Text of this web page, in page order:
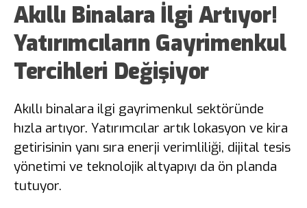
Akıllı Binalara İlgi Artıyor!
Yatırımcıların Gayrimenkul
Tercihleri Değişiyor
Akıllı binalara ilgi gayrimenkul sektöründe
hızla artıyor. Yatırımcılar artık lokasyon ve kira
getirisinin yanı sıra enerji verimliliği, dijital tesis
yönetimi ve teknolojik altyapıyı da ön planda
tutuyor.